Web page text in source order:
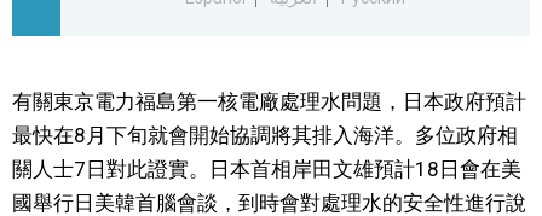
視覺日本
臺灣香港
有關東京電力福島第一核電廠處理水問題，日本政府預計
最快在8月下旬就會開始協調將其排入海洋。多位政府相
關人士7日對此證實。日本首相岸田文雄預計18日會在美
國舉行日美韓首腦會談，到時會對處理水的安全性進行說